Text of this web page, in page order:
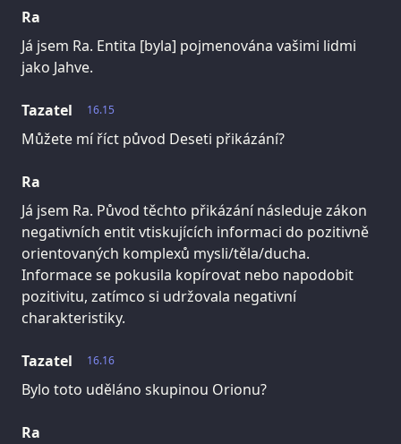
Ra
Já jsem Ra. Entita [byla] pojmenována vašimi lidmi
jako Jahve.
16.15
Tazatel
Můžete mí říct původ Deseti přikázání?
Ra
Já jsem Ra. Původ těchto přikázání následuje zákon
negativních entit vtiskujících informaci do pozitivně
orientovaných komplexů mysli/těla/ducha.
Informace se pokusila kopírovat nebo napodobit
pozitivitu, zatímco si udržovala negativní
charakteristiky.
16.16
Tazatel
Bylo toto uděláno skupinou Orionu?
Ra